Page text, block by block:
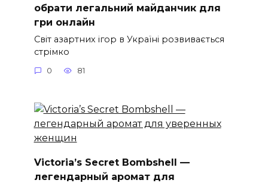
обрати легальний майданчик для
гри онлайн
Світ азартних ігор в Україні розвивається
стрімко
0 81
Victoria’s Secret Bombshell —
легендарный аромат для